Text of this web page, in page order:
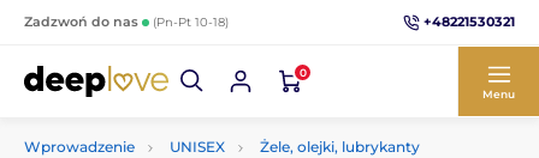
Zadzwoń do nas (Pn-Pt 10-18) +48221530321
0
Menu
Wprowadzenie UNISEX
Żele, olejki, lubrykanty